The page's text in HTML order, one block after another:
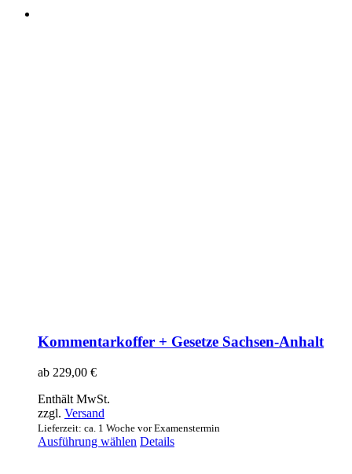
Kommentarkoffer + Gesetze Sachsen-Anhalt
ab 229,00 €
Enthält MwSt.
zzgl. Versand
Lieferzeit: ca. 1 Woche vor Examenstermin
Ausführung wählen Dieses
Details